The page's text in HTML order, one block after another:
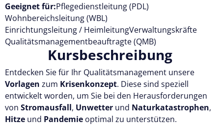
Geeignet für:Pflegedienstleitung (PDL)
Wohnbereichsleitung (WBL)
Einrichtungsleitung / HeimleitungVerwaltungskräfte
Qualitätsmanagementbeauftragte (QMB)
Kursbeschreibung
Entdecken Sie für Ihr Qualitätsmanagement unsere
Vorlagen zum Krisenkonzept. Diese sind speziell
entwickelt worden, um Sie bei den Herausforderungen
von Stromausfall, Unwetter und Naturkatastrophen,
Hitze und Pandemie optimal zu unterstützen.